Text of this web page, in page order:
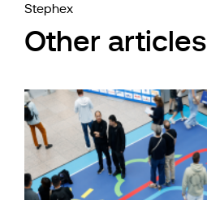
Stephex
Other articles